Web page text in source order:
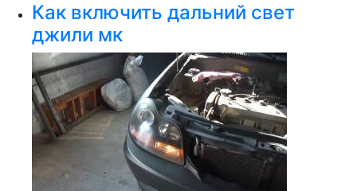
Как включить дальний свет
джили мк